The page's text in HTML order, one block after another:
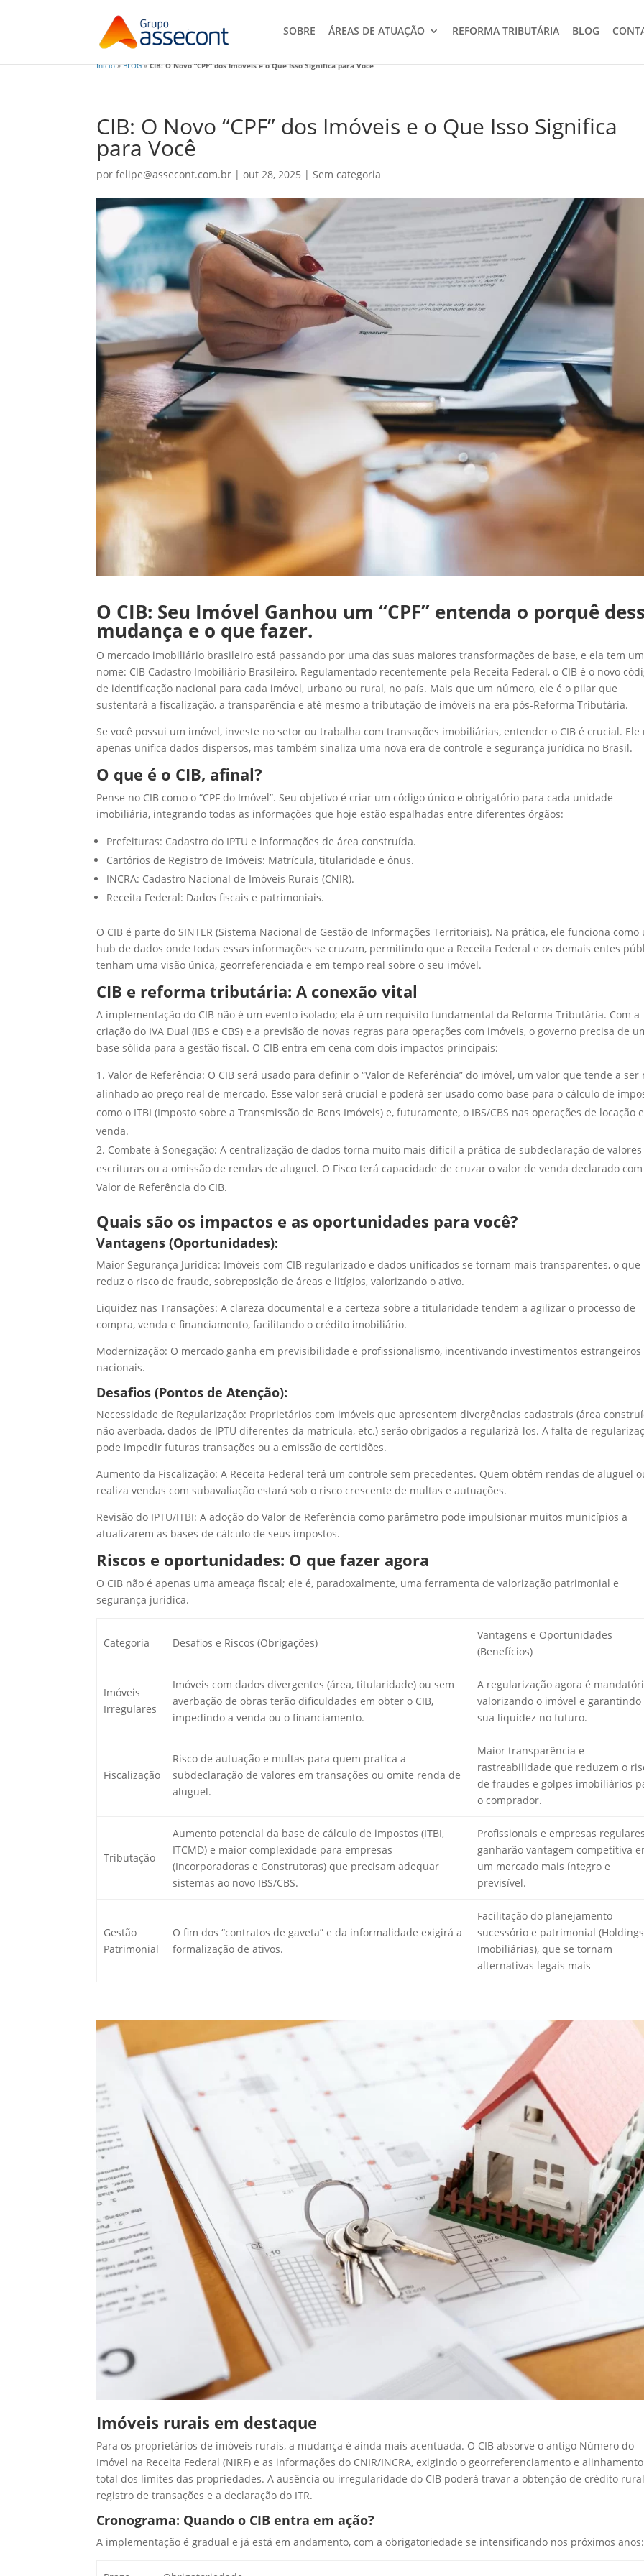
SOBRE ÁREAS DE ATUAÇÃO REFORMA TRIBUTÁRIA BLOG
Início»BLOG»CIB: O Novo “CPF” dos Imóveis e o Que Isso Significa para Você
CIB: O Novo “CPF” dos Imóveis e o Que Isso Significa
para Você
porfelipe@assecont.com.br |out 28, 2025 |Sem categoria
O CIB: Seu Imóvel Ganhou um “CPF” entenda o porquê
mudança e o que fazer.
O mercado imobiliário brasileiro está passando por uma das suas maiores transformações de base, e ela tem um
nome: CIB Cadastro Imobiliário Brasileiro. Regulamentado recentemente pela Receita Federal, o CIB é o novo
de identificação nacional para cada imóvel, urbano ou rural, no país. Mais que um número, ele é o pilar que
sustentará a fiscalização, a transparência e até mesmo a tributação de imóveis na era pós-Reforma Tributária.
Se você possui um imóvel, investe no setor ou trabalha com transações imobiliárias, entender o CIB é crucial. Ele
apenas unifica dados dispersos, mas também sinaliza uma nova era de controle e segurança jurídica no Brasil.
O que é o CIB, afinal?
Pense no CIB como o “CPF do Imóvel”. Seu objetivo é criar um código único e obrigatório para cada unidade
imobiliária, integrando todas as informações que hoje estão espalhadas entre diferentes órgãos:
Prefeituras: Cadastro do IPTU e informações de área construída.
Cartórios de Registro de Imóveis: Matrícula, titularidade e ônus.
INCRA: Cadastro Nacional de Imóveis Rurais (CNIR).
Receita Federal: Dados fiscais e patrimoniais.
O CIB é parte do SINTER (Sistema Nacional de Gestão de Informações Territoriais). Na prática, ele funciona como
hub de dados onde todas essas informações se cruzam, permitindo que a Receita Federal e os demais entes
tenham uma visão única, georreferenciada e em tempo real sobre o seu imóvel.
CIB e reforma tributária: A conexão vital
A implementação do CIB não é um evento isolado; ela é um requisito fundamental da Reforma Tributária. Com a
criação do IVA Dual (IBS e CBS) e a previsão de novas regras para operações com imóveis, o governo precisa de
base sólida para a gestão fiscal. O CIB entra em cena com dois impactos principais:
Valor de Referência: O CIB será usado para definir o “Valor de Referência” do imóvel, um valor que tende a ser
alinhado ao preço real de mercado. Esse valor será crucial e poderá ser usado como base para o cálculo de
como o ITBI (Imposto sobre a Transmissão de Bens Imóveis) e, futuramente, o IBS/CBS nas operações de locação e
venda.
Combate à Sonegação: A centralização de dados torna muito mais difícil a prática de subdeclaração de valores
escrituras ou a omissão de rendas de aluguel. O Fisco terá capacidade de cruzar o valor de venda declarado
Valor de Referência do CIB.
Quais são os impactos e as oportunidades para você?
Vantagens (Oportunidades):
Maior Segurança Jurídica: Imóveis com CIB regularizado e dados unificados se tornam mais transparentes, o que
reduz o risco de fraude, sobreposição de áreas e litígios, valorizando o ativo.
Liquidez nas Transações: A clareza documental e a certeza sobre a titularidade tendem a agilizar o processo de
compra, venda e financiamento, facilitando o crédito imobiliário.
Modernização: O mercado ganha em previsibilidade e profissionalismo, incentivando investimentos estrangeiros
nacionais.
Desafios (Pontos de Atenção):
Necessidade de Regularização: Proprietários com imóveis que apresentem divergências cadastrais (área
não averbada, dados de IPTU diferentes da matrícula, etc.) serão obrigados a regularizá-los. A falta de
pode impedir futuras transações ou a emissão de certidões.
Aumento da Fiscalização: A Receita Federal terá um controle sem precedentes. Quem obtém rendas de aluguel
realiza vendas com subavaliação estará sob o risco crescente de multas e autuações.
Revisão do IPTU/ITBI: A adoção do Valor de Referência como parâmetro pode impulsionar muitos municípios a
atualizarem as bases de cálculo de seus impostos.
Riscos e oportunidades: O que fazer agora
O CIB não é apenas uma ameaça fiscal; ele é, paradoxalmente, uma ferramenta de valorização patrimonial e
segurança jurídica.
Categoria Desafios e Riscos (Obrigações)
Vantagens e Oportunidades
(Benefícios)
Imóveis
Irregulares
Imóveis com dados divergentes (área, titularidade) ou sem
averbação de obras terão dificuldades em obter o CIB,
impedindo a venda ou o financiamento.
A regularização agora é
valorizando o imóvel e garantindo
sua liquidez no futuro.
Fiscalização
Risco de autuação e multas para quem pratica a
subdeclaração de valores em transações ou omite renda de
aluguel.
Maior transparência e
rastreabilidade que reduzem o
de fraudes e golpes imobiliários
o comprador.
Tributação
Aumento potencial da base de cálculo de impostos (ITBI,
ITCMD) e maior complexidade para empresas
(Incorporadoras e Construtoras) que precisam adequar
sistemas ao novo IBS/CBS.
Profissionais e empresas regulares
ganharão vantagem competitiva
um mercado mais íntegro e
previsível.
Gestão
Patrimonial
O fim dos “contratos de gaveta” e da informalidade exigirá a
formalização de ativos.
Facilitação do planejamento
sucessório e patrimonial (Holdings
Imobiliárias), que se tornam
alternativas legais mais
Imóveis rurais em destaque
Para os proprietários de imóveis rurais, a mudança é ainda mais acentuada. O CIB absorve o antigo Número do
Imóvel na Receita Federal (NIRF) e as informações do CNIR/INCRA, exigindo o georreferenciamento e alinhamento
total dos limites das propriedades. A ausência ou irregularidade do CIB poderá travar a obtenção de crédito
registro de transações e a declaração do ITR.
Cronograma: Quando o CIB entra em ação?
A implementação é gradual e já está em andamento, com a obrigatoriedade se intensificando nos próximos anos: